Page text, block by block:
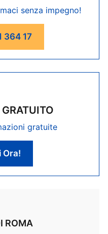
senza impegno!
364 17
gratuite
Ora!
ROMA